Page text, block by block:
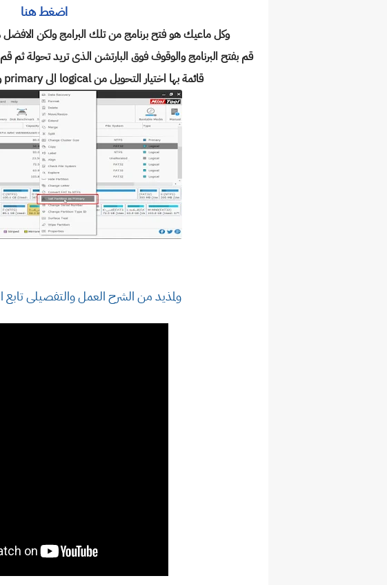
اضغط هنا
وكل ماعيك هو فتح برنامج من تلك البرامج ولكن
قم بفتح البرنامج والوقوف فوق البارتشن الذى تريد تحولة ثم
قائمة بها اختيار التحويل من logical الى primary والعكس كما فى الصورة التالية
ولمذيد من الشرح العمل والتفصيلى تابع